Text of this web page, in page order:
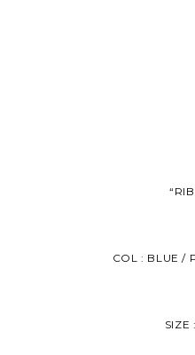
COL : BLUE /
SIZE